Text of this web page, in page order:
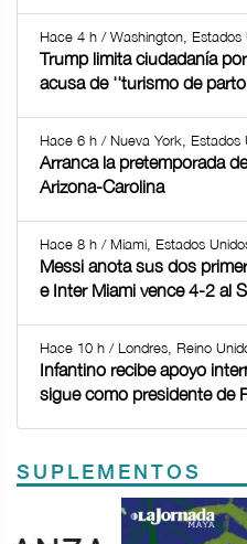
Hace 4 h / Washington, Estados
Trump limita ciudadanía
acusa de ''turismo de
Hace 6 h / Nueva York, Estados
Arranca la pretemporada
Arizona-Carolina
Hace 8 h / Miami, Estados
Messi anota sus dos
e Inter Miami vence 4-2 al
Hace 10 h / Londres, Reino
Infantino recibe apoyo
sigue como presidente de
SUPLEMENTOS